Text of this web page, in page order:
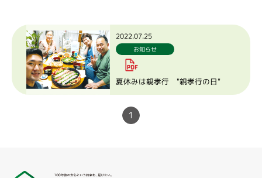
2022.07.25
お知らせ
夏休みは親孝行 "親孝行の日"
1